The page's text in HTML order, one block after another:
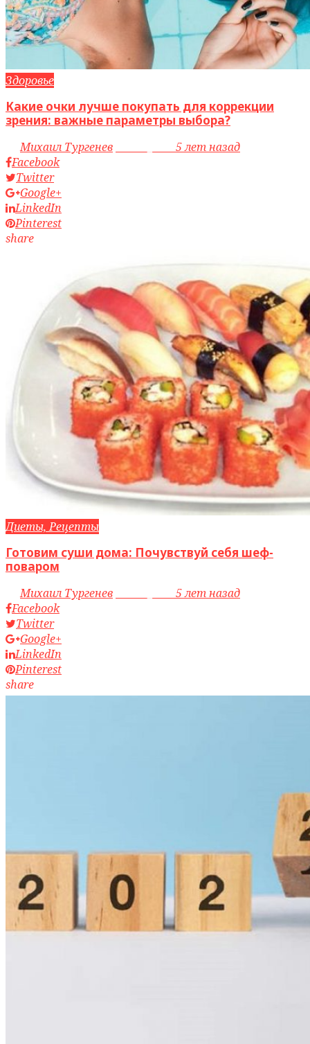
Здоровье
Какие очки лучше покупать для коррекции
зрения: важные параметры выбора?
byМихаил Тургенев
5 лет назад
Facebook
Twitter
Google+
LinkedIn
Pinterest
share
Диеты, Рецепты
Готовим суши дома: Почувствуй себя шеф-
поваром
byМихаил Тургенев
5 лет назад
Facebook
Twitter
Google+
LinkedIn
Pinterest
share